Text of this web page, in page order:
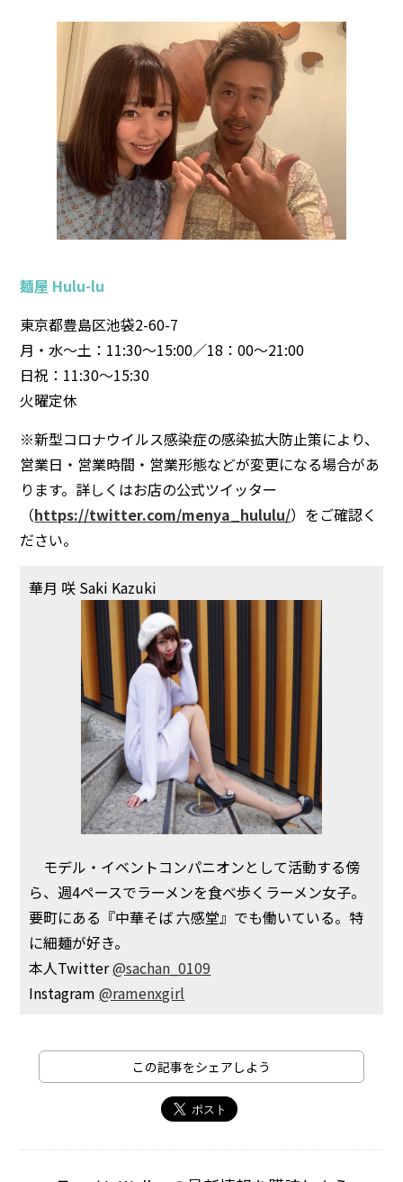
麺屋 Hulu-lu
東京都豊島区池袋2-60-7
月・水～土：11:30～15:00／18：00～21:00
日祝：11:30～15:30
火曜定休
※新型コロナウイルス感染症の感染拡大防止策により、
営業日・営業時間・営業形態などが変更になる場合があ
ります。詳しくはお店の公式ツイッター
（https://twitter.com/menya_hululu/）をご確認く
ださい。
華月 咲 Saki Kazuki
モデル・イベントコンパニオンとして活動する傍
ら、週4ペースでラーメンを食べ歩くラーメン女子。
要町にある『中華そば 六感堂』でも働いている。特
に細麺が好き。
本人Twitter@sachan_0109
Instagram@ramenxgirl
この記事をシェアしよう